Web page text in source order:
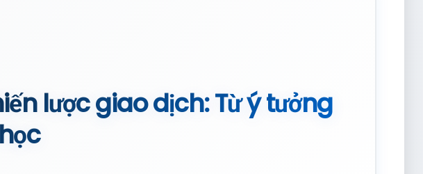
lược giao dịch: Từ ý tưởng